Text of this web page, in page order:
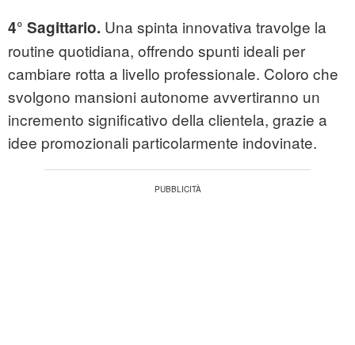
4° Sagittario. Una spinta innovativa travolge la
routine quotidiana, offrendo spunti ideali per
cambiare rotta a livello professionale. Coloro che
svolgono mansioni autonome avvertiranno un
incremento significativo della clientela, grazie a
idee promozionali particolarmente indovinate.